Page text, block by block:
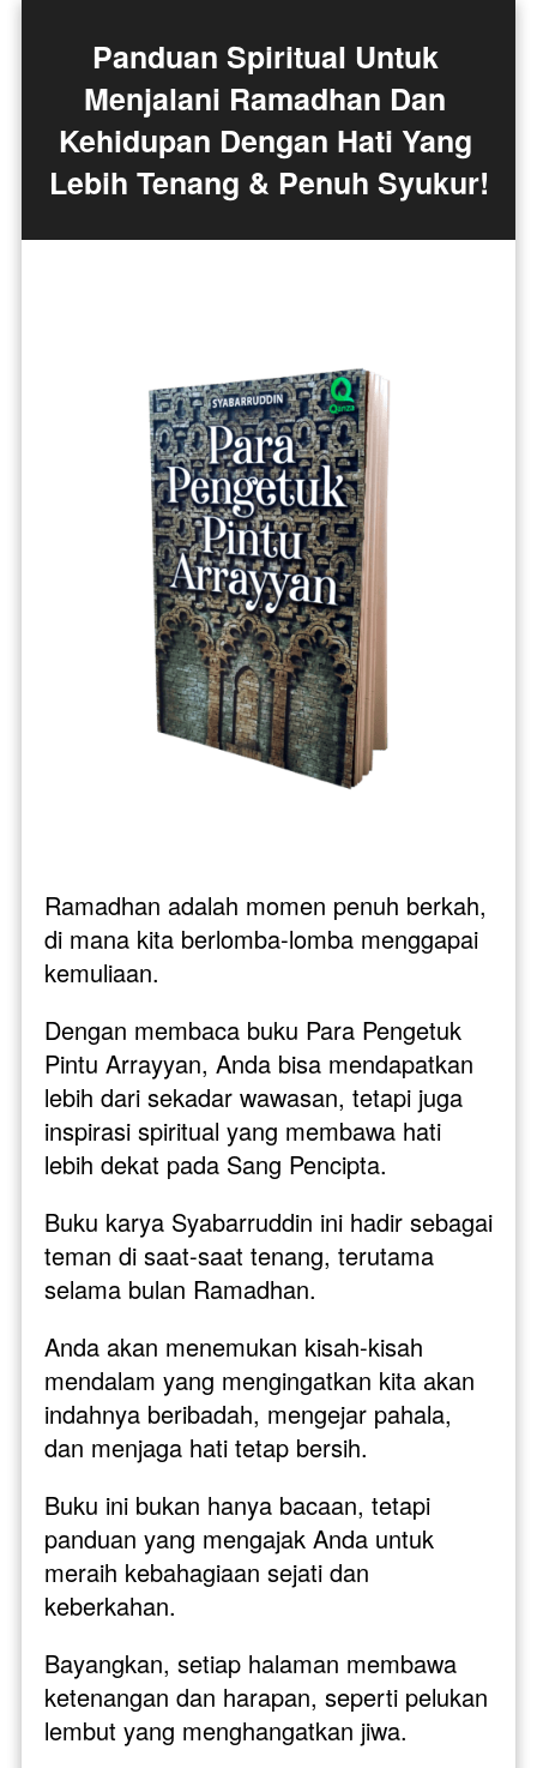
Panduan Spiritual Untuk
Menjalani Ramadhan Dan
Kehidupan Dengan Hati Yang
Lebih Tenang & Penuh Syukur!
Ramadhan adalah momen penuh berkah,
di mana kita berlomba-lomba menggapai
kemuliaan.
Dengan membaca buku Para Pengetuk
Pintu Arrayyan, Anda bisa mendapatkan
lebih dari sekadar wawasan, tetapi juga
inspirasi spiritual yang membawa hati
lebih dekat pada Sang Pencipta.
Buku karya Syabarruddin ini hadir sebagai
teman di saat-saat tenang, terutama
selama bulan Ramadhan.
Anda akan menemukan kisah-kisah
mendalam yang mengingatkan kita akan
indahnya beribadah, mengejar pahala,
dan menjaga hati tetap bersih.
Buku ini bukan hanya bacaan, tetapi
panduan yang mengajak Anda untuk
meraih kebahagiaan sejati dan
keberkahan.
Bayangkan, setiap halaman membawa
ketenangan dan harapan, seperti pelukan
lembut yang menghangatkan jiwa.